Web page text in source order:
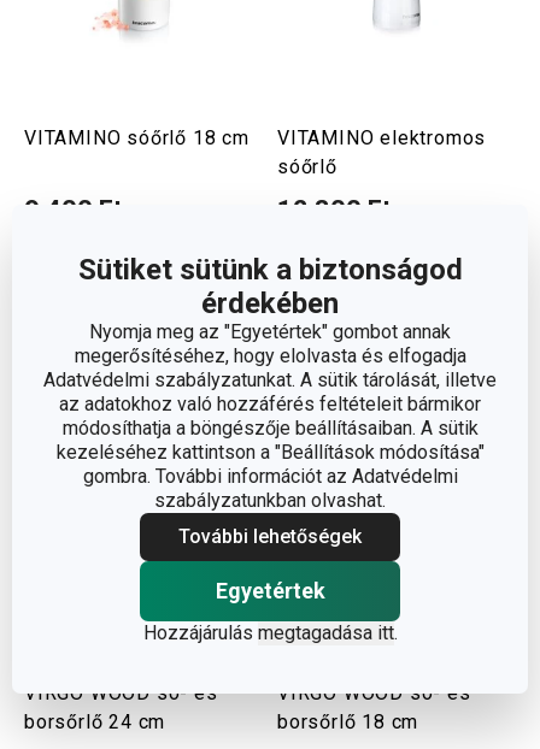
Sütiket sütünk a biztonságod
érdekében
Nyomja meg az "Egyetértek" gombot annak
megerősítéséhez, hogy elolvasta és elfogadja
Adatvédelmi szabályzatunkat. A sütik tárolását, illetve
az adatokhoz való hozzáférés feltételeit bármikor
módosíthatja a böngészője beállításaiban. A sütik
kezeléséhez kattintson a "Beállítások módosítása"
gombra. További információt az Adatvédelmi
szabályzatunkban olvashat.
További lehetőségek
Egyetértek
Hozzájárulás megtagadása itt.
VITAMINO sóőrlő 18 cm
9 400 Ft
10 márkaboltban elérhető
VITAMINO elektromos
sóőrlő
12 300 Ft
10 márkaboltban elérhető
Kosárba
VIRGO WOOD só- és
borsőrlő 24 cm
VIRGO WOOD só- és
borsőrlő 18 cm